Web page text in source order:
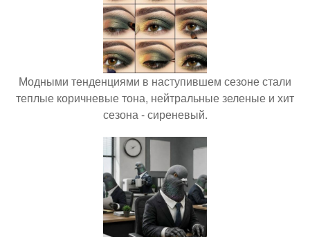
Модными тенденциями в наступившем сезоне стали
теплые коричневые тона, нейтральные зеленые и хит
сезона - сиреневый.